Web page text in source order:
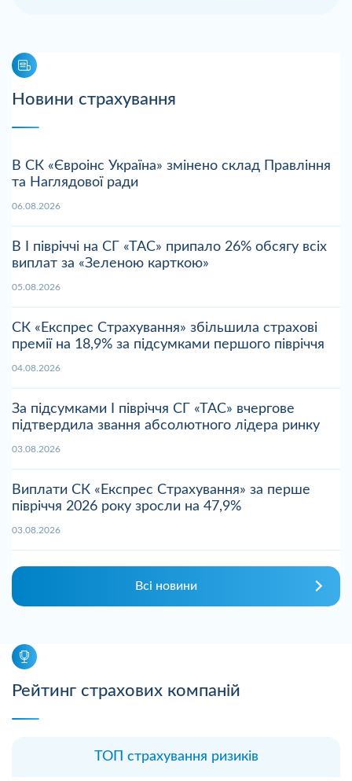
Новини страхування
В СК «Євроінс Україна» змінено склад Правління
та Наглядової ради
06.08.2026
В І півріччі на СГ «ТАС» припало 26% обсягу всіх
виплат за «Зеленою карткою»
05.08.2026
СК «Експрес Страхування» збільшила страхові
премії на 18,9% за підсумками першого півріччя
04.08.2026
За підсумками І півріччя СГ «ТАС» вчергове
підтвердила звання абсолютного лідера ринку
03.08.2026
Виплати СК «Експрес Страхування» за перше
півріччя 2026 року зросли на 47,9%
03.08.2026
Всі новини
Рейтинг страхових компаній
ТОП страхування ризиків